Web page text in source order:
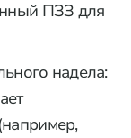
ПЗЗ для
надела: